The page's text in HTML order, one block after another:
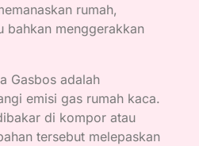
rumah,
bahkan menggerakkan
Gasbos adalah
emisi gas rumah kaca.
di kompor atau
tersebut melepaskan